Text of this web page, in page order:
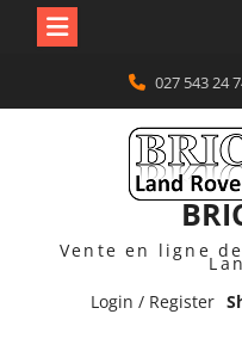
content
027 543 24
Vente en ligne
Login / Register